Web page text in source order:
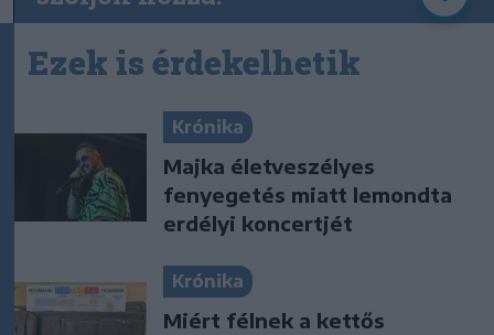
Ezek is érdekelhetik
Krónika
Majka életveszélyes
fenyegetés miatt lemondta
erdélyi koncertjét
Krónika
Miért félnek a kettős